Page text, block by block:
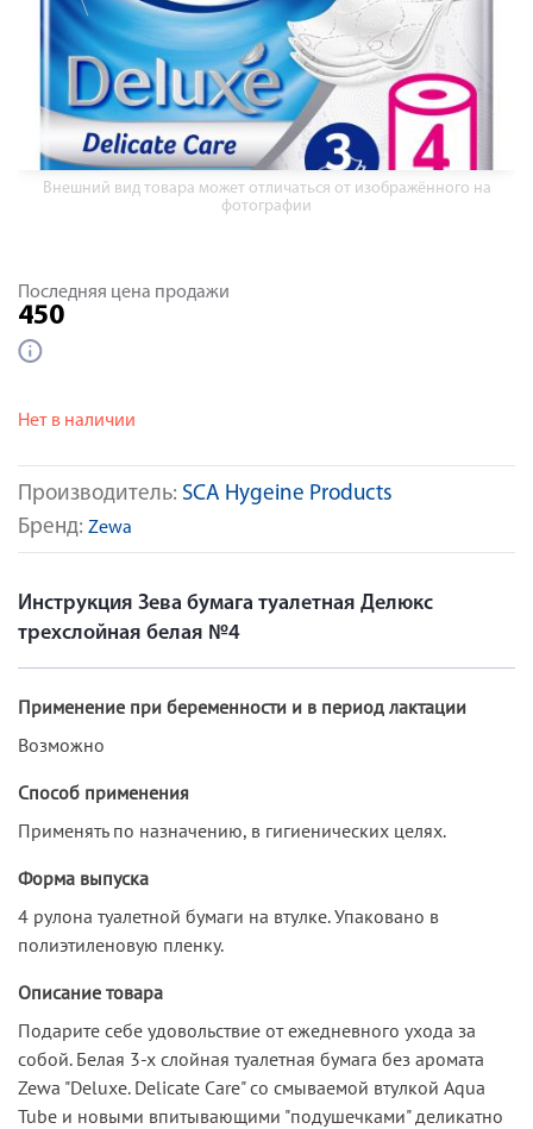
Внешний вид товара может отличаться от изображённого на
фотографии
Производитель: SCA Hygeine Products
Бренд: Zewa
Последняя цена продажи
450
Нет в наличии
Инструкция Зева бумага туалетная Делюкс
трехслойная белая №4
Применение при беременности и в период лактации
Возможно
Способ применения
Применять по назначению, в гигиенических целях.
Форма выпуска
4 рулона туалетной бумаги на втулке. Упаковано в
полиэтиленовую пленку.
Описание товара
Подарите себе удовольствие от ежедневного ухода за
собой. Белая 3-х слойная туалетная бумага без аромата
Zewa "Deluxe. Delicate Care" со смываемой втулкой Aqua
Tube и новыми впитывающими "подушечками" деликатно